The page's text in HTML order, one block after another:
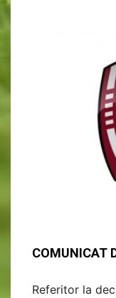
COMUNICAT
Referitor la